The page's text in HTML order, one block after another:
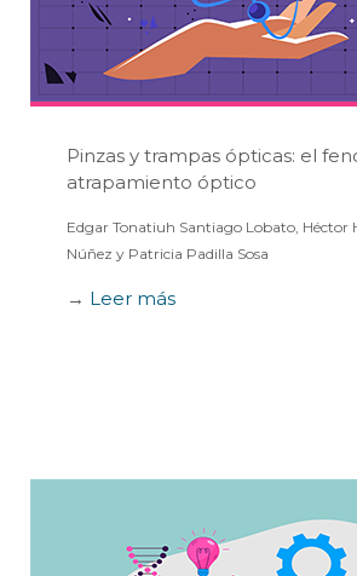
Pinzas y trampas ópticas: el
atrapamiento óptico
Edgar Tonatiuh Santiago Lobato, Héctor
Núñez y Patricia Padilla Sosa
→ Leer más